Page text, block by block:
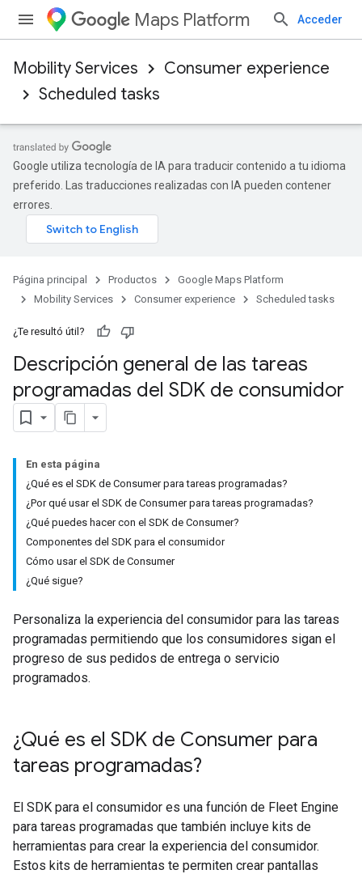
Maps Platform Acceder
Mobility Services
Consumer experience
Scheduled tasks
Google utiliza tecnología de IA para traducir contenido a tu idioma
preferido. Las traducciones realizadas con IA pueden contener
errores.
Página principal Productos
Google Maps Platform
Mobility Services
Consumer experience Scheduled tasks
¿Te resultó útil?
Descripción general de las tareas
programadas del SDK de consumidor
En esta página
¿Qué es el SDK de Consumer para tareas programadas?
¿Por qué usar el SDK de Consumer para tareas programadas?
¿Qué puedes hacer con el SDK de Consumer?
Componentes del SDK para el consumidor
Cómo usar el SDK de Consumer
¿Qué sigue?
Personaliza la experiencia del consumidor para las tareas
programadas permitiendo que los consumidores sigan el
progreso de sus pedidos de entrega o servicio
programados.
¿Qué es el SDK de Consumer para
tareas programadas?
El SDK para el consumidor es una función de Fleet Engine
para tareas programadas que también incluye kits de
herramientas para crear la experiencia del consumidor.
Estos kits de herramientas te permiten crear pantallas